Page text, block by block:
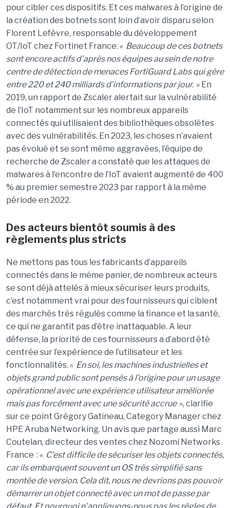
pour cibler ces dispositifs. Et ces malwares à l’origine de
la création des botnets sont loin d’avoir disparu selon
Florent Lefèvre, responsable du développement
OT/IoT chez Fortinet France. « Beaucoup de ces botnets
sont encore actifs d’après nos équipes au sein de notre
centre de détection de menaces FortiGuard Labs qui gère
entre 220 et 240 milliards d’informations par jour. » En
2019, un rapport de Zscaler alertait sur la vulnérabilité
de l’IoT notamment sur les nombreux appareils
connectés qui utilisaient des bibliothèques obsolètes
avec des vulnérabilités. En 2023, les choses n’avaient
pas évolué et se sont même aggravées, l’équipe de
recherche de Zscaler a constaté que les attaques de
malwares à l’encontre de l’IoT avaient augmenté de 400
% au premier semestre 2023 par rapport à la même
période en 2022.
Des acteurs bientôt soumis à des
règlements plus stricts
Ne mettons pas tous les fabricants d’appareils
connectés dans le même panier, de nombreux acteurs
se sont déjà attelés à mieux sécuriser leurs produits,
c’est notamment vrai pour des fournisseurs qui ciblent
des marchés très régulés comme la finance et la santé,
ce qui ne garantit pas d’être inattaquable. A leur
défense, la priorité de ces fournisseurs a d’abord été
centrée sur l’expérience de l’utilisateur et les
fonctionnalités. « En soi, les machines industrielles et
objets grand public sont pensés à l’origine pour un usage
opérationnel avec une expérience utilisateur améliorée
mais pas forcément avec une sécurité accrue », clarifie
sur ce point Grégory Gatineau, Category Manager chez
HPE Aruba Networking. Un avis que partage aussi Marc
Coutelan, directeur des ventes chez Nozomi Networks
France : « C’est difficile de sécuriser les objets connectés,
car ils embarquent souvent un OS très simplifié sans
montée de version. Cela dit, nous ne devrions pas pouvoir
démarrer un objet connecté avec un mot de passe par